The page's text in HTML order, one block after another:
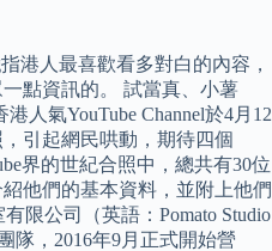
港人最喜歡看多對白的內容，
點資訊的。 試當真、小薯
人氣YouTube Channel於4月12
引起網民哄動，期待四個
界的世紀合照中，總共有30位
他們的基本資料，並附上他們
限公司（英語：Pomato Studio
隊，2016年9月正式開始營